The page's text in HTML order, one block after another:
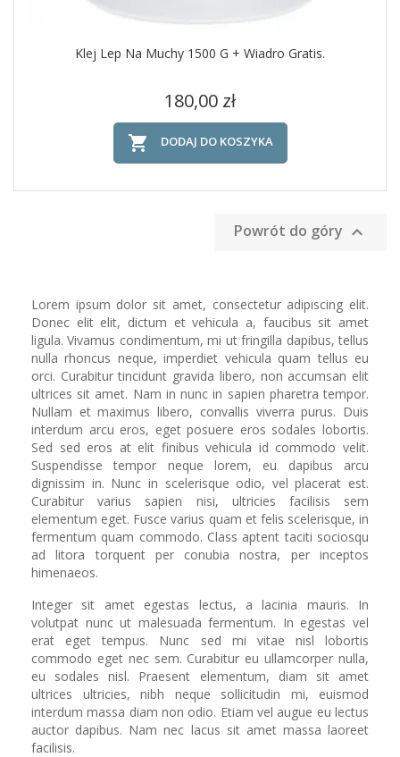
Klej Lep Na Muchy 1500 G + Wiadro Gratis.
Cena
180,00 zł
 DODAJ DO KOSZYKA
Powrót do góry 
Lorem ipsum dolor sit amet, consectetur adipiscing elit.
Donec elit elit, dictum et vehicula a, faucibus sit amet
ligula. Vivamus condimentum, mi ut fringilla dapibus, tellus
nulla rhoncus neque, imperdiet vehicula quam tellus eu
orci. Curabitur tincidunt gravida libero, non accumsan elit
ultrices sit amet. Nam in nunc in sapien pharetra tempor.
Nullam et maximus libero, convallis viverra purus. Duis
interdum arcu eros, eget posuere eros sodales lobortis.
Sed sed eros at elit finibus vehicula id commodo velit.
Suspendisse tempor neque lorem, eu dapibus arcu
dignissim in. Nunc in scelerisque odio, vel placerat est.
Curabitur varius sapien nisi, ultricies facilisis sem
elementum eget. Fusce varius quam et felis scelerisque, in
fermentum quam commodo. Class aptent taciti sociosqu
ad litora torquent per conubia nostra, per inceptos
himenaeos.
Integer sit amet egestas lectus, a lacinia mauris. In
volutpat nunc ut malesuada fermentum. In egestas vel
erat eget tempus. Nunc sed mi vitae nisl lobortis
commodo eget nec sem. Curabitur eu ullamcorper nulla,
eu sodales nisl. Praesent elementum, diam sit amet
ultrices ultricies, nibh neque sollicitudin mi, euismod
interdum massa diam non odio. Etiam vel augue eu lectus
auctor dapibus. Nam nec lacus sit amet massa laoreet
facilisis.